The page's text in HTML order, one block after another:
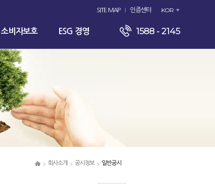
SITE MAP 인증센터 KOR
소비자보호 ESG 경영 1588 - 2145
회사소개 공시정보 일반공시